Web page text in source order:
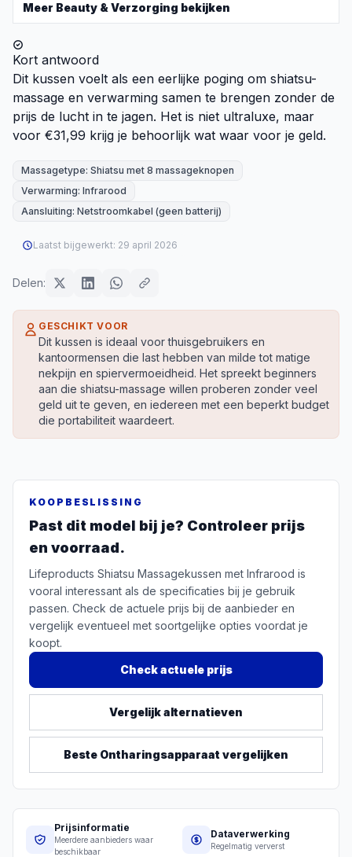
Meer Beauty & Verzorging bekijken
Kort antwoord
Dit kussen voelt als een eerlijke poging om shiatsu-
massage en verwarming samen te brengen zonder de
prijs de lucht in te jagen. Het is niet ultraluxe, maar
voor €31,99 krijg je behoorlijk wat waar voor je geld.
Massagetype: Shiatsu met 8 massageknopen
Verwarming: Infrarood
Aansluiting: Netstroomkabel (geen batterij)
Laatst bijgewerkt: 29 april 2026
Delen:
GESCHIKT VOOR
Dit kussen is ideaal voor thuisgebruikers en
kantoormensen die last hebben van milde tot matige
nekpijn en spiervermoeidheid. Het spreekt beginners
aan die shiatsu-massage willen proberen zonder veel
geld uit te geven, en iedereen met een beperkt budget
die portabiliteit waardeert.
KOOPBESLISSING
Past dit model bij je? Controleer prijs
en voorraad.
Lifeproducts Shiatsu Massagekussen met Infrarood is
vooral interessant als de specificaties bij je gebruik
passen. Check de actuele prijs bij de aanbieder en
vergelijk eventueel met soortgelijke opties voordat je
koopt.
Check actuele prijs
Vergelijk alternatieven
Beste Ontharingsapparaat vergelijken
Prijsinformatie
Meerdere aanbieders waar
beschikbaar
Dataverwerking
Regelmatig ververst